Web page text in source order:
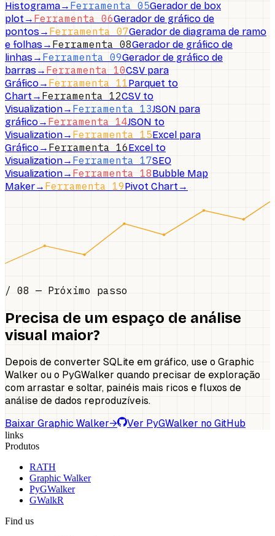
Histograma→ Ferramenta 05Gerador de box
plot → Ferramenta 06Gerador de gráfico de
pontos → Ferramenta 07Gerador de diagrama de ramo
e folhas → Ferramenta 08Gerador de gráfico de
linhas → Ferramenta 09Gerador de gráfico de
barras → Ferramenta 10CSV para
Gráfico→ Ferramenta 11Parquet to
Chart → Ferramenta 12CSV to
Visualization→ Ferramenta 13JSON para
gráfico→ Ferramenta 14JSON to
Visualization→ Ferramenta 15Excel para
Gráfico→ Ferramenta 16Excel to
Visualization→ Ferramenta 17SEO
Visualization→ Ferramenta 18Bubble Map
Maker→ Ferramenta 19Pivot Chart →
/ 08 — Próximo passo
Precisa de um espaço de análise
visual maior?
Depois de converter SQLite em gráfico, use o Graphic
Walker ou o PyGWalker quando precisar de exploração
com arrastar e soltar, painéis mais ricos e fluxos de
análise de dados reproduzíveis.
Baixar Graphic Walker→ Ver PyGWalker no GitHub
links
Produtos
RATH
Graphic Walker
PyGWalker
GWalkR
Find us